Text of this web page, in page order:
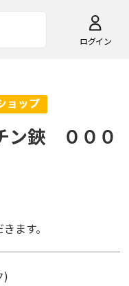
ログイン
ン鋏 ０００
ます。
)